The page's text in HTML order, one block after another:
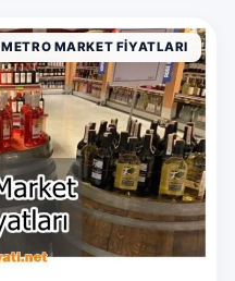
METRO MARKET FIYATLARI